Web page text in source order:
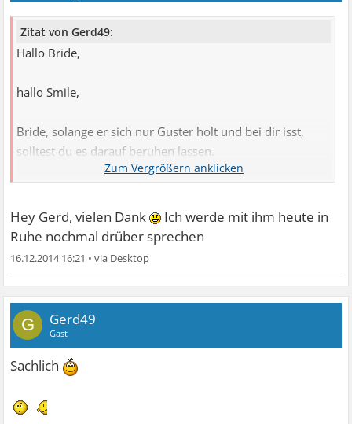
Zitat von Gerd49:
Hallo Bride,
hallo Smile,
Bride, solange er sich nur Guster holt und bei dir isst,
solltest du es darauf beruhen lassen.
Zitat:
Du weißt, dass es sich nicht gehört und tust es
dennoch
und somit sind wir auch beim Moralischen bei dir, du
schnaxelst dich von einem Bett ins andere, hältst von
Treue gar nichts und den Verlauf zu checken hier gehört
Der Widerspruch spricht Bände
Hey Gerd, vielen Dank
Ich werde mit ihm heute in
Ruhe nochmal drüber sprechen
16.12.2014 16:21 •
G Gerd49
Gast
Sachlich